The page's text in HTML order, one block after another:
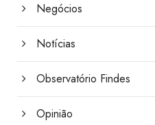
Negócios
Notícias
Observatório Findes
Opinião